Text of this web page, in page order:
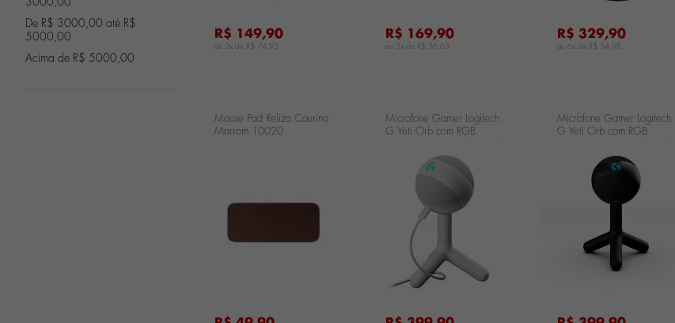
De R$ 3000,00 até R$
5000,00
Acima de R$ 5000,00
R$ 149,90
ou 2x de R$ 74,95
R$ 169,90
ou 3x de R$ 56,63
R$ 329,90
ou 6x de R$ 54,98
Mouse Pad Reliza Courino
Marrom 10020
Microfone Gamer Logitech
G Yeti Orb com RGB
Play para Gravação de
Conteúdo e
Microfone Gamer Logitech
G Yeti Orb com RGB
Play para Gravação de
Conteúdo